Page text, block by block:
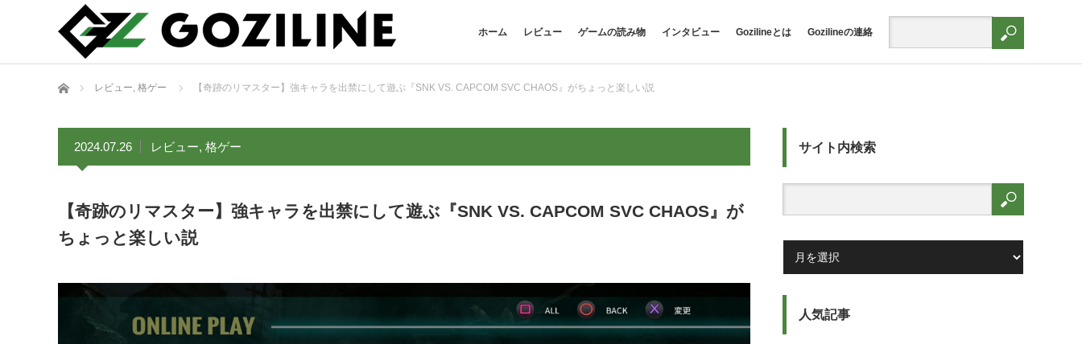
ホーム レビュー ゲームの読み物 インタビュー Gozilineとは Gozilineの連絡
ホーム レビュー, 格ゲー 【奇跡のリマスター】強キャラを出禁にして遊ぶ『SNK VS. CAPCOM SVC CHAOS』がちょっと楽しい説
2024.07.26 レビュー, 格ゲー
【奇跡のリマスター】強キャラを出禁にして遊ぶ『SNK VS. CAPCOM SVC CHAOS』が
ちょっと楽しい説
サイト内検索
人気記事